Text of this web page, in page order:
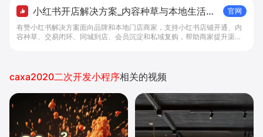
小红书开店解决方案_内容种草与本地生活转
化工具 - 做生意, 找有赞
官网
有赞小红书解决方案面向品牌和本地门店商家，支持小红书店铺开通、内
容种草、交易闭环、同城到店、会员沉淀和私域复购，帮助商家提升渠道
caxa2020二次开发小程序相关的视频